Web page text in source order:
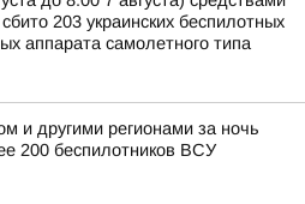
203 украинских беспилотных
аппарата самолетного типа
и другими регионами за ночь
200 беспилотников ВСУ